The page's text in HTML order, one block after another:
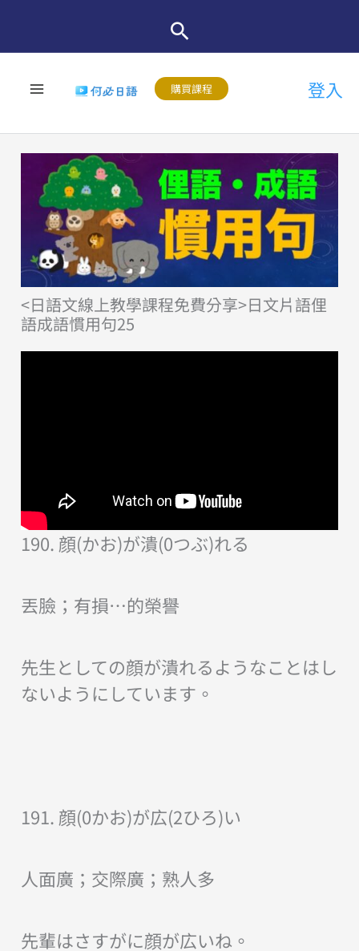
購買課程 登入
<日語文線上教學課程免費分享>日文片語俚
語成語慣用句25
190. 顔(かお)が潰(0つぶ)れる
丟臉；有損…的榮譽
先生としての顔が潰れるようなことはし
ないようにしています。
191. 顔(0かお)が広(2ひろ)い
人面廣；交際廣；熟人多
先輩はさすがに顔が広いね。